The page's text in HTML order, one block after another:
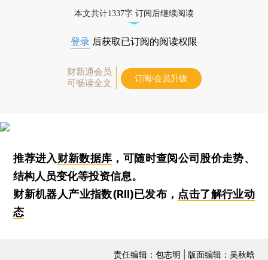
本文共计1337字 订阅后继续阅读
登录 后获取已订阅的阅读权限
财新通会员
可畅读全文
订阅/会员升级
推荐进入财新数据库 ，可随时查阅公司股价走势、
结构人员变化等投资信息。
财新机器人产业指数(RII)已发布， 点击了解行业动
态
责任编辑：包志明 | 版面编辑：吴秋晗